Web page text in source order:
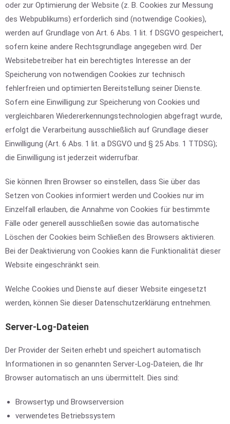
oder zur Optimierung der Website (z. B. Cookies zur Messung
des Webpublikums) erforderlich sind (notwendige Cookies),
werden auf Grundlage von Art. 6 Abs. 1 lit. f DSGVO gespeichert,
sofern keine andere Rechtsgrundlage angegeben wird. Der
Websitebetreiber hat ein berechtigtes Interesse an der
Speicherung von notwendigen Cookies zur technisch
fehlerfreien und optimierten Bereitstellung seiner Dienste.
Sofern eine Einwilligung zur Speicherung von Cookies und
vergleichbaren Wiedererkennungstechnologien abgefragt wurde,
erfolgt die Verarbeitung ausschließlich auf Grundlage dieser
Einwilligung (Art. 6 Abs. 1 lit. a DSGVO und § 25 Abs. 1 TTDSG);
die Einwilligung ist jederzeit widerrufbar.
Sie können Ihren Browser so einstellen, dass Sie über das
Setzen von Cookies informiert werden und Cookies nur im
Einzelfall erlauben, die Annahme von Cookies für bestimmte
Fälle oder generell ausschließen sowie das automatische
Löschen der Cookies beim Schließen des Browsers aktivieren.
Bei der Deaktivierung von Cookies kann die Funktionalität dieser
Website eingeschränkt sein.
Welche Cookies und Dienste auf dieser Website eingesetzt
werden, können Sie dieser Datenschutzerklärung entnehmen.
Server-Log-Dateien
Der Provider der Seiten erhebt und speichert automatisch
Informationen in so genannten Server-Log-Dateien, die Ihr
Browser automatisch an uns übermittelt. Dies sind:
Browsertyp und Browserversion
verwendetes Betriebssystem